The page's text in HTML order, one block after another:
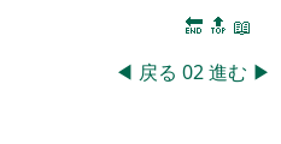
🔚 🔝 📖
◀ 戻る 02進む ▶